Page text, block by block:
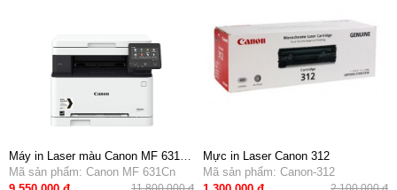
Máy in Laser màu Canon MF 631Cn
- In mạng A4, scan, copy
Mã sản phẩm: Canon MF 631Cn
Mực in Laser Canon 312
Mã sản phẩm: Canon-312